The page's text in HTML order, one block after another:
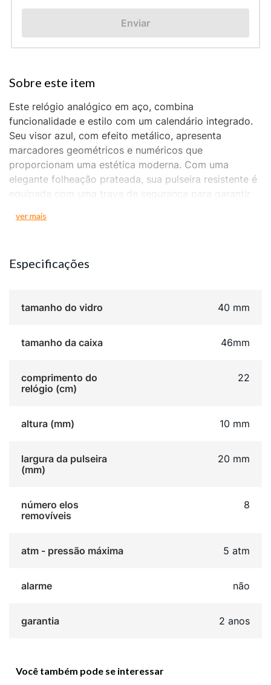
Enviar
Este relógio analógico em aço, combina
funcionalidade e estilo com um calendário integrado.
Seu visor azul, com efeito metálico, apresenta
marcadores geométricos e numéricos que
proporcionam uma estética moderna. Com uma
elegante folheação prateada, sua pulseira resistente é
equipada com uma trava de segurança para garantir
de diâmetro, este relógio oferece um ajuste perfeito
ver mais
Especificações
tamanho do vidro 40 mm
tamanho da caixa 46mm
comprimento do
relógio (cm)
22
altura (mm) 10 mm
largura da pulseira
(mm)
20 mm
número elos
removíveis
8
atm - pressão máxima 5 atm
alarme não
garantia 2 anos
Você também pode se interessar